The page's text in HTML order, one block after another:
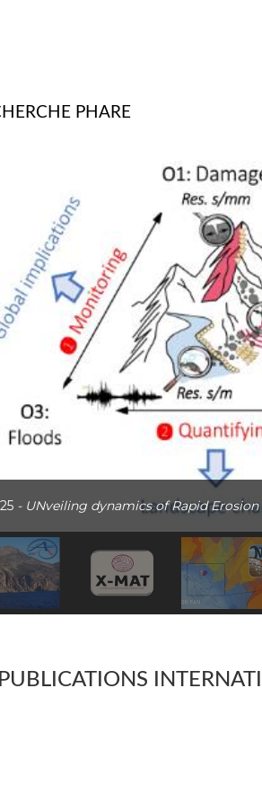
PHARE
- UNveiling dynamics of Rapid